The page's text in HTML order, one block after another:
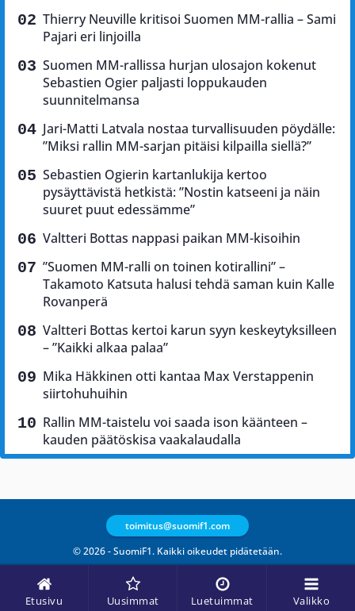
Etusivu Uusimmat Luetuimmat Valikko
Thierry Neuville kritisoi Suomen MM-rallia – Sami
Pajari eri linjoilla
Suomen MM-rallissa hurjan ulosajon kokenut
Sebastien Ogier paljasti loppukauden
suunnitelmansa
Jari-Matti Latvala nostaa turvallisuuden pöydälle:
”Miksi rallin MM-sarjan pitäisi kilpailla siellä?”
Sebastien Ogierin kartanlukija kertoo
pysäyttävistä hetkistä: ”Nostin katseeni ja näin
suuret puut edessämme”
Valtteri Bottas nappasi paikan MM-kisoihin
”Suomen MM-ralli on toinen kotirallini” –
Takamoto Katsuta halusi tehdä saman kuin Kalle
Rovanperä
Valtteri Bottas kertoi karun syyn keskeytyksilleen
– ”Kaikki alkaa palaa”
Mika Häkkinen otti kantaa Max Verstappenin
siirtohuhuihin
Rallin MM-taistelu voi saada ison käänteen –
kauden päätöskisa vaakalaudalla
© 2026 - SuomiF1. Kaikki oikeudet pidätetään.
toimitus@suomif1.com